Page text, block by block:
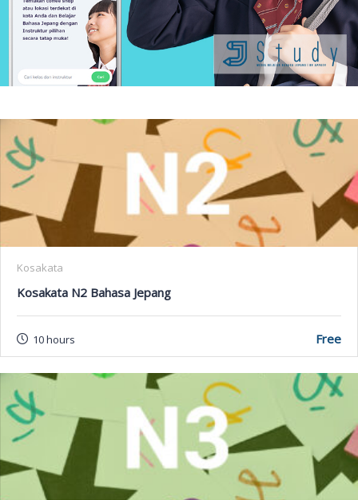
Kosakata
Kosakata N2 Bahasa Jepang
10 hours Free